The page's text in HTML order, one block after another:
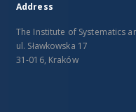
Address
The Institute of Systematics
ul. Sławkowska 17
31-016, Kraków